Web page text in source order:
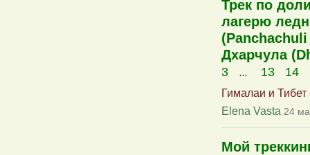
Трек по
лагерю
(Panchachuli
Дхарчула
3 ... 13 14
Гималаи и Тибет
Elena Vasta 24
Мой